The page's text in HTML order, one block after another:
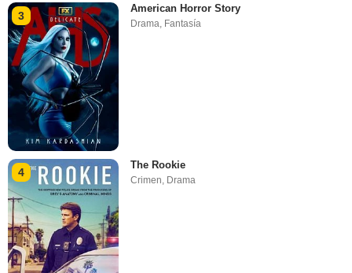
3
American Horror Story
Drama, Fantasía
4
The Rookie
Crimen Drama